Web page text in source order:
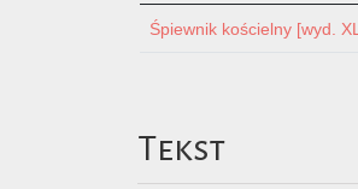
Śpiewnik kościelny [wyd.
Tekst